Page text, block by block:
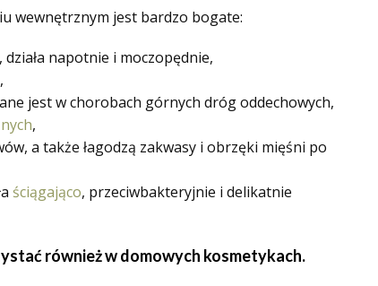
wewnętrznym jest bardzo bogate:
napotnie i moczopędnie,
jest w chorobach górnych dróg oddechowych,
,
a także łagodzą zakwasy i obrzęki mięśni po
ściągająco, przeciwbakteryjnie i delikatnie
również w domowych kosmetykach.